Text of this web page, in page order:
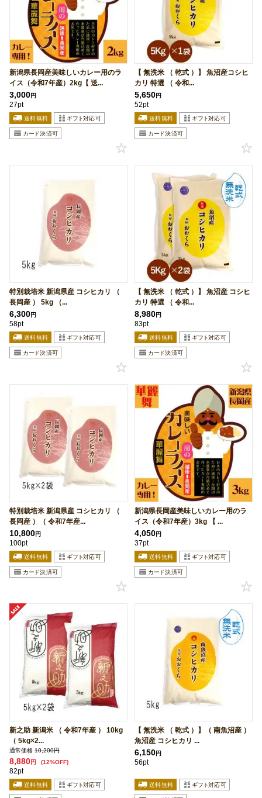
新潟県長岡産美味しいカレー用のラ
イス（令和7年産）2kg【 送...
3,000円
27pt
【 無洗米 （ 乾式 ）】 魚沼産コシヒ
カリ 特選 （ 令和...
5,650円
52pt
特別栽培米 新潟県産 コシヒカリ （
長岡産 ） 5kg （...
6,300円
58pt
【 無洗米 （ 乾式 ）】 魚沼産 コシヒ
カリ 特選 （ 令和...
8,980円
83pt
特別栽培米 新潟県産 コシヒカリ （
長岡産 ）（ 令和7年産...
10,800円
100pt
新潟県長岡産美味しいカレー用のラ
イス（令和7年産）3kg 【 ...
4,050円
37pt
新之助 新潟米 （ 令和7年産 ） 10kg
（ 5kg×2...
通常価格 10,200円
8,880円 (12%OFF)
82pt
【 無洗米 （ 乾式 ）】（ 南魚沼産 ）
魚沼産 コシヒカリ ...
6,150円
56pt